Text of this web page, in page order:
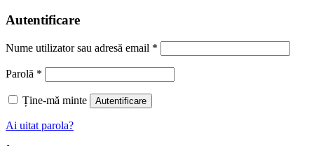
Autentificare
Nume utilizator sau adresă email *
Parolă *
Ține-mă minte Autentificare
Ai uitat parola?